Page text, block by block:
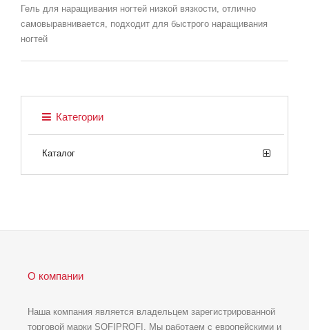
Гель для наращивания ногтей низкой вязкости, отлично
самовыравнивается, подходит для быстрого наращивания
ногтей
Категории
Каталог
О компании
Наша компания является владельцем зарегистрированной
торговой марки SOFIPROFI. Мы работаем с европейскими и